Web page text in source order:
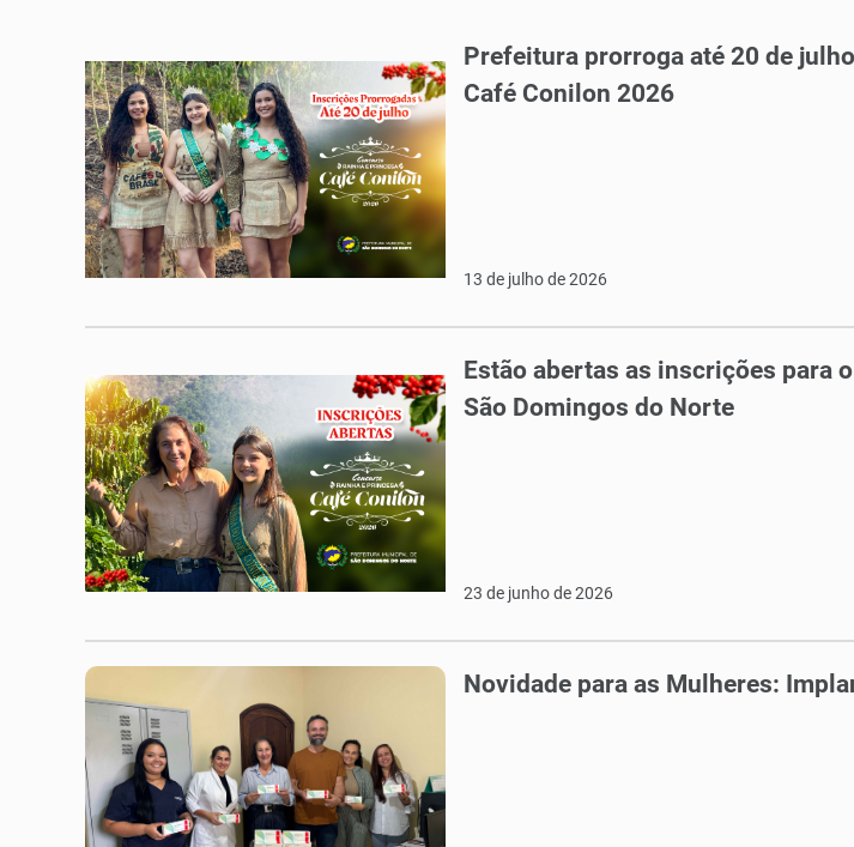
Prefeitura prorroga até 20 de
Café Conilon 2026
13 de julho de 2026
Estão abertas as inscrições para
São Domingos do Norte
23 de junho de 2026
Novidade para as Mulheres: